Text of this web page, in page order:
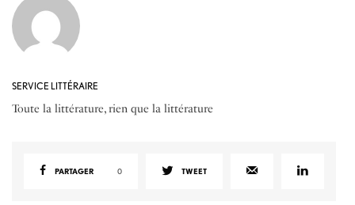
SERVICE LITTÉRAIRE
Toute la littérature, rien que la littérature
PARTAGER 0 TWEET